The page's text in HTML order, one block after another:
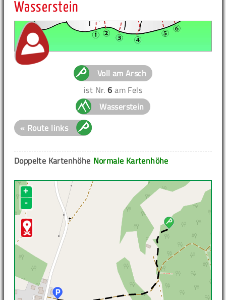
Wasserstein
Voll am Arsch
ist Nr.6 am Fels
Wasserstein
« Route links
Normale Kartenhöhe
Doppelte Kartenhöhe
+
-